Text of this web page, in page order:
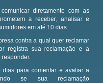
diretamente com as
a receber, analisar e
em até 10 dias.
contra a qual quer reclamar
registra sua reclamação e a
responder.
dias para comentar e avaliar a
se sua reclamação